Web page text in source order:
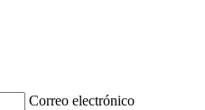
Correo electrónico